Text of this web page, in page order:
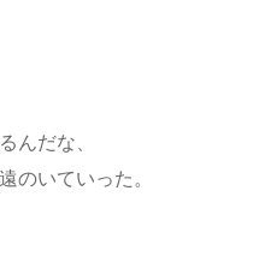
んだな、
のいていった。